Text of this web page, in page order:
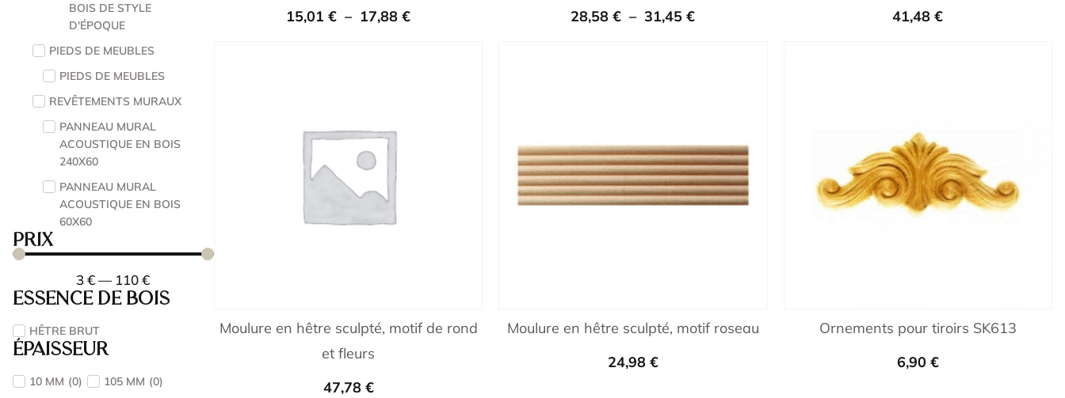
BOIS DE STYLE
D'ÉPOQUE
PIEDS DE MEUBLES
PIEDS DE MEUBLES
REVÊTEMENTS MURAUX
PANNEAU MURAL
ACOUSTIQUE EN BOIS
240X60
PANNEAU MURAL
ACOUSTIQUE EN BOIS
60X60
Prix
3€— 110€
Essence de bois
HÊTRE BRUT
Épaisseur
10 MM (0) 105 MM (0)
15,01€ – 17,88€
28,58€ – 31,45€
41,48€
Moulure en hêtre sculpté, motif de rond
et fleurs
47,78 €
Moulure en hêtre sculpté, motif roseau
24,98 €
Ornements pour tiroirs SK613
6,90 €